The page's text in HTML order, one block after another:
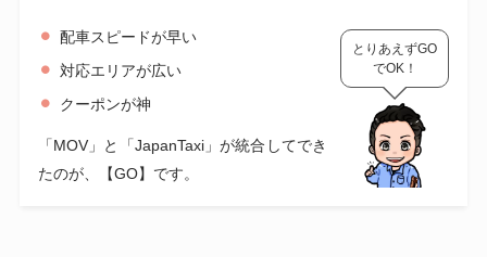
配車スピードが早い
対応エリアが広い
クーポンが神
「MOV」と「JapanTaxi」が統合してでき
たのが、【GO】です。
とりあえずGO
でOK！